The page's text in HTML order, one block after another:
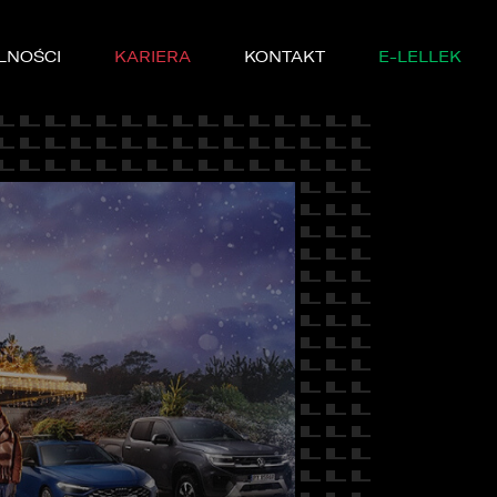
KARIERA KONTAKT E-LELLEK
PRÓBNĄ